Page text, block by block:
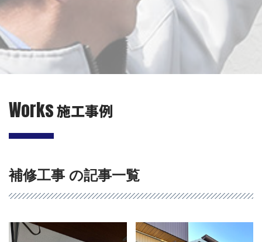
Works施工事例
補修工事 の記事一覧